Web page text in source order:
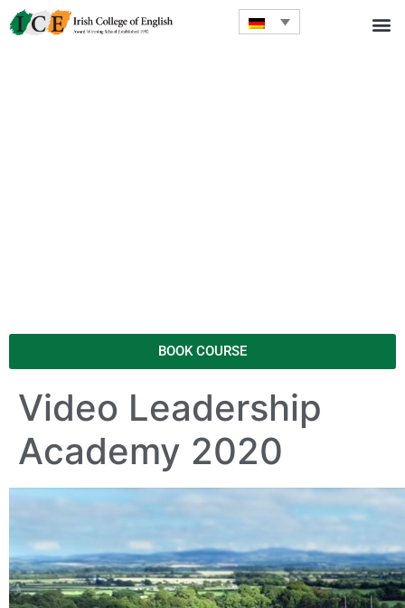
BOOK COURSE
Video Leadership
Academy 2020